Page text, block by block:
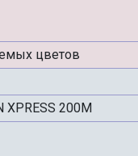
цветов
XPRESS 200M